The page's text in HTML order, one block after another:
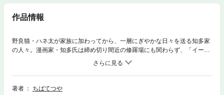
作品情報
野良猫・ハネ太が家族に加わってから、一層にぎやかな日々を送る知多家
の人々。漫画家・知多氏は締め切り間近の修羅場にも関わらず、「イージ
ー会」のゴルフにいそいと出かけてしまった…。実はこのイージー会、さ
いとう先生・藤子先生・高井先生・古谷先生・北見先生をはじめ、漫画界
の重鎮が集う伝説の会なのだ！ 実話を基に描いたハネ太と知多家の笑い
と涙（？）の物語。
著者
ちばてつや